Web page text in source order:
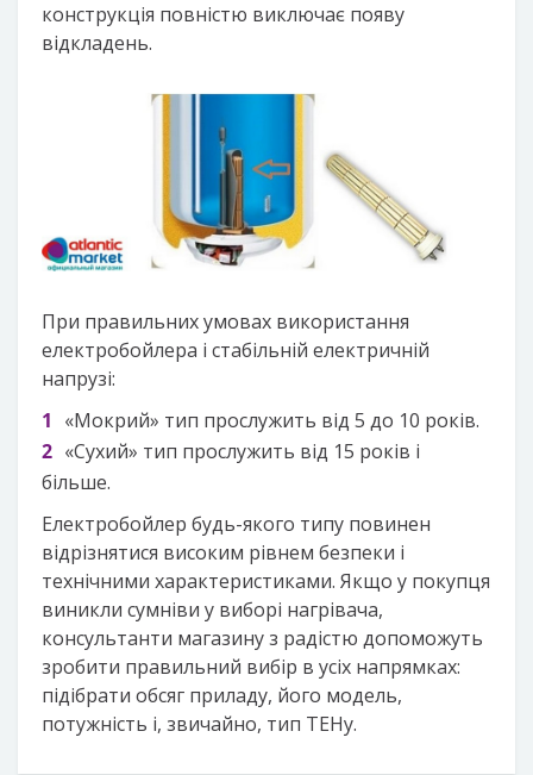
конструкція повністю виключає появу
відкладень.
При правильних умовах використання
електробойлера і стабільній електричній
напрузі:
«Мокрий» тип прослужить від 5 до 10 років.
«Сухий» тип прослужить від 15 років і
більше.
Електробойлер будь-якого типу повинен
відрізнятися високим рівнем безпеки і
технічними характеристиками. Якщо у покупця
виникли сумніви у виборі нагрівача,
консультанти магазину з радістю допоможуть
зробити правильний вибір в усіх напрямках:
підібрати обсяг приладу, його модель,
потужність і, звичайно, тип ТЕНу.